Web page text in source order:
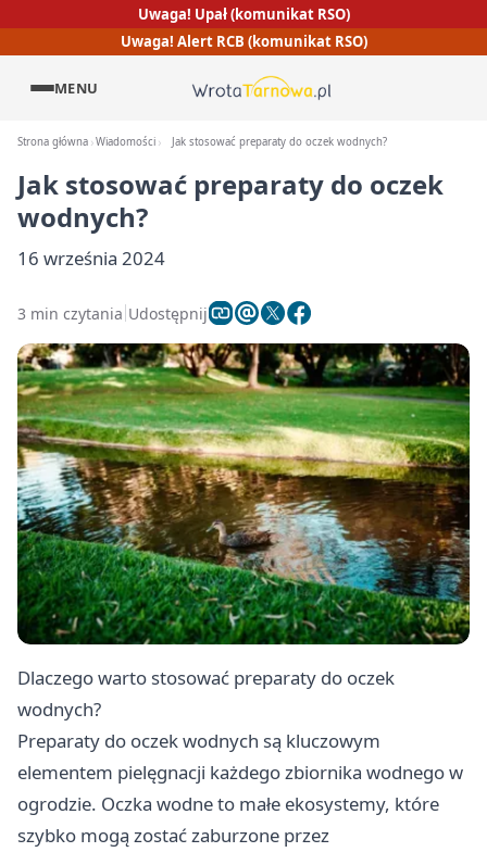
Uwaga! Upał (komunikat RSO)
Uwaga! Alert RCB (komunikat RSO)
MENU
Strona główna Wiadomości Jak stosować preparaty do oczek wodnych?
Jak stosować preparaty do oczek
wodnych?
16 września 2024
3 min czytania Udostępnij
Dlaczego warto stosować preparaty do oczek
wodnych?
Preparaty do oczek wodnych są kluczowym
elementem pielęgnacji każdego zbiornika wodnego w
ogrodzie. Oczka wodne to małe ekosystemy, które
szybko mogą zostać zaburzone przez